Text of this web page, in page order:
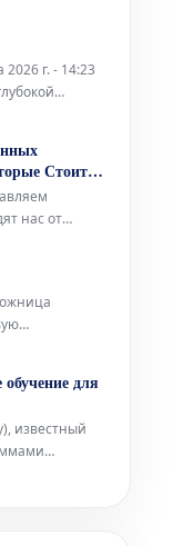
событие
г. - 14:23
подходом к
форм и
привычном
Стоит
нас от
в
—
Америке под
в
Онтарио,
для
известный
о